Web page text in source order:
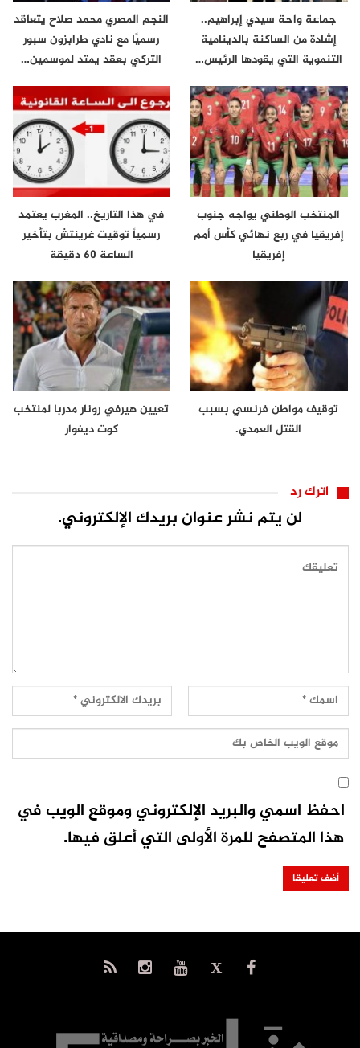
جماعة واحة سيدي إبراهيم..
إشادة من الساكنة بالدينامية
التنموية التي يقودها الرئيس…
النجم المصري محمد صلاح يتعاقد
رسميًا مع نادي طرابزون سبور
التركي بعقد يمتد لموسمين…
المنتخب الوطني يواجه جنوب
إفريقيا في ربع نهائي كأس أمم
إفريقيا
في هذا التاريخ.. المغرب يعتمد
رسمياً توقيت غرينتش بتأخير
الساعة 60 دقيقة
توقيف مواطن فرنسي بسبب
القتل العمدي.
تعيين هيرفي رونار مدربا لمنتخب
كوت ديفوار
اترك رد
لن يتم نشر عنوان بريدك الإلكتروني.
احفظ اسمي والبريد الإلكتروني وموقع الويب في
هذا المتصفح للمرة الأولى التي أعلق فيها.